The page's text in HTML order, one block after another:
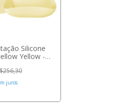
Silicone
Yellow -
juros